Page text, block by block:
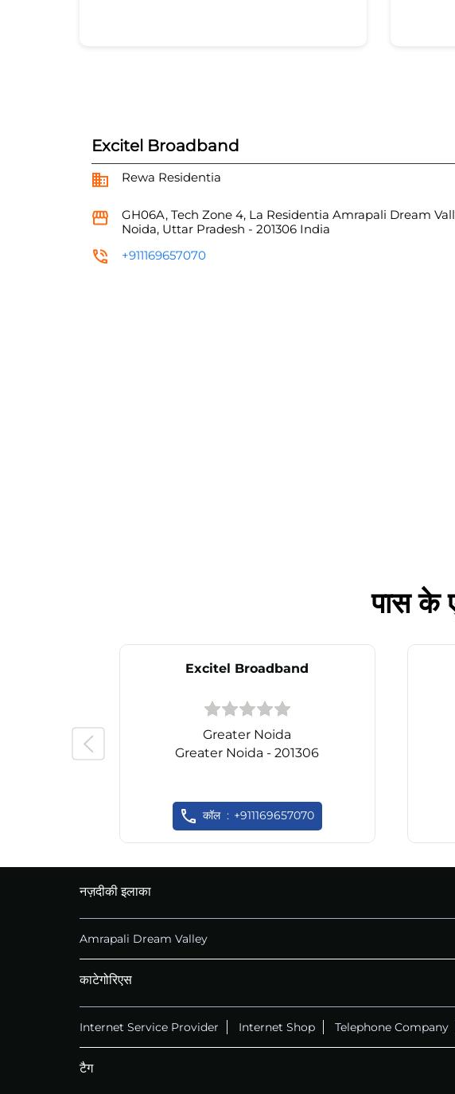
Excitel Broadband
Rewa Residentia
GH06A, Tech Zone 4, La Residentia Amrapali Dream
Noida, Uttar Pradesh - 201306 India
+911169657070
पास के
Excitel Broadband
Greater Noida
Greater Noida - 201306
कॉल +911169657070
नज़दीकी इलाका
Amrapali Dream Valley
काटेगोरिएस
Internet Service Provider Internet Shop Telephone Company
टैग